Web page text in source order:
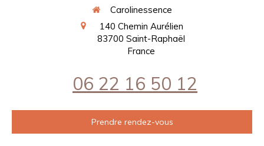
Carolinessence
140 Chemin Aurélien
83700 Saint-Raphaël
France
06 22 16 50 12
Prendre rendez-vous